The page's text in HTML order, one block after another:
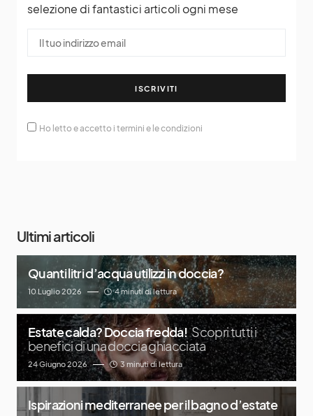
selezione di fantastici articoli ogni mese
ISCRIVITI
Ho letto e accetto i termini e le condizioni
Ultimi articoli
Quanti litri d’acqua utilizzi in doccia?
10 Luglio 2026 4 minuti di lettura
Estate calda? Doccia fredda! Scopri tutti i
benefici di una doccia ghiacciata
24 Giugno 2026 3 minuti di lettura
Ispirazioni mediterranee per il bagno d’estate